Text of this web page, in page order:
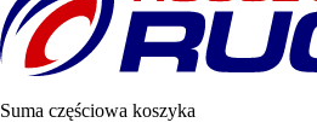
Suma częściowa koszyka